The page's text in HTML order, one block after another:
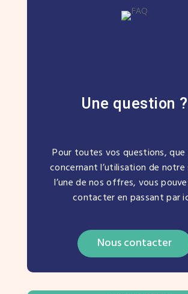
Une question ?
Pour toutes vos questions,
concernant l’utilisation de notre
l’une de nos offres, vous
contacter en passant par
Nous contacter